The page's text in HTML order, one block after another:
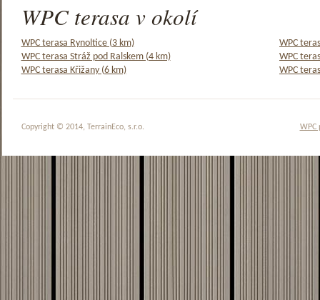
WPC terasa v okolí
WPC terasa Rynoltice (3 km)
WPC
WPC terasa Stráž pod Ralskem (4 km)
WPC
WPC terasa Křižany (6 km)
WPC
WPC
Copyright © 2014, TerrainEco, s.r.o.